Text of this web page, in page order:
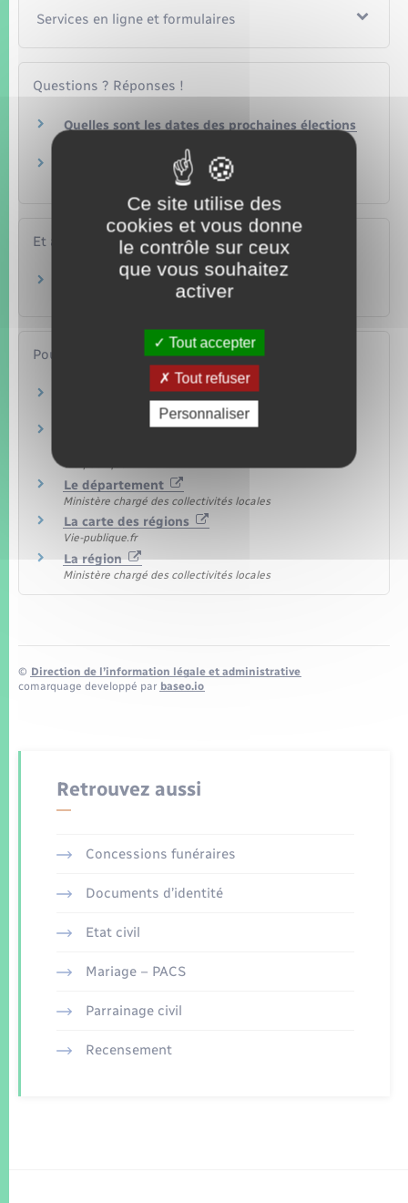
Services en ligne et formulaires
Questions ? Réponses !
Quelles sont les dates des prochaines élections
Peut-on s'inscrire sur la liste électorale d'une
mairie et voter la même année ?
Et aussi
Vote par procuration
Papiers – Citoyenneté – Élections
Pour en savoir plus
Résultats des élections
Ministère chargé de l'intérieur
Quelles sont les compétences d'un
Vie-publique.fr
Le département
Ministère chargé des collectivités locales
La carte des régions
Vie-publique.fr
La région
Ministère chargé des collectivités locales
© Direction de l’information légale et administrative
comarquage developpé par baseo.io
Retrouvez aussi
Concessions funéraires
Documents d’identité
Etat civil
Mariage – PACS
Parrainage civil
Recensement
Ce site utilise des
cookies et vous donne
le contrôle sur ceux
que vous souhaitez
activer
Tout accepter
Tout refuser
Personnaliser